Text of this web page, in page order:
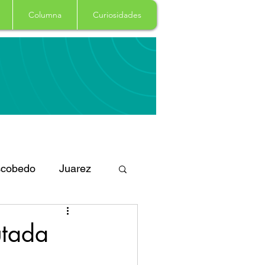
Columna Curiosidades
Juarez
Arte